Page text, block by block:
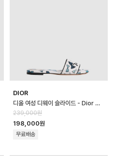
DIOR
디올 여성 디웨이 슬라이드 - Dior Womens Dway Slide - dis14573…
239,000원
198,000원
무료배송